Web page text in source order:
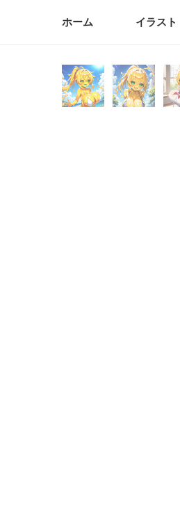
ホーム イラスト